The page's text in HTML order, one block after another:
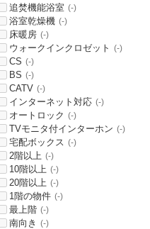
追焚機能浴室 (-)
浴室乾燥機 (-)
床暖房 (-)
ウォークインクロゼット (-)
CS (-)
BS (-)
CATV (-)
インターネット対応 (-)
オートロック (-)
TVモニタ付インターホン (-)
宅配ボックス (-)
2階以上 (-)
10階以上 (-)
20階以上 (-)
1階の物件 (-)
最上階 (-)
南向き (-)